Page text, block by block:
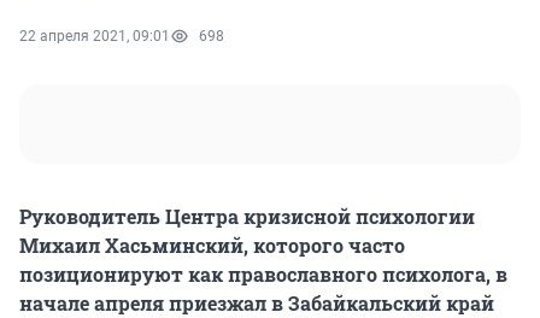
22 апреля 2021, 09:01 698
Руководитель Центра кризисной психологии
Михаил Хасьминский, которого часто
позиционируют как православного психолога, в
начале апреля приезжал в Забайкальский край